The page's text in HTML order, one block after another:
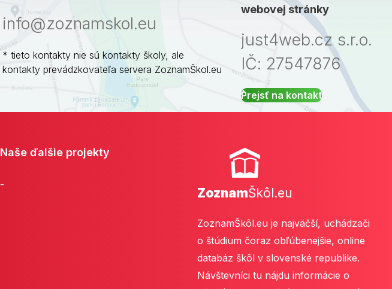
info@zoznamskol.eu
* tieto kontakty nie sú kontakty školy, ale
kontakty prevádzkovateľa servera ZoznamŠkol.eu
webovej stránky
just4web.cz s.r.o.
IČ: 27547876
Prejsť na kontakt
Naše ďalšie projekty
-
ZoznamŠkôl.eu
ZoznamŠkôl.eu je najväčší, uchádzači
o štúdium čoraz obľúbenejšie, online
databáz škôl v slovenské republike.
Návštevníci tu nájdu informácie o